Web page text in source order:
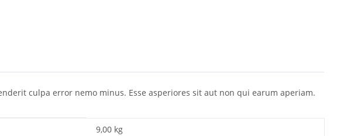
culpa error nemo minus. Esse asperiores sit aut non qui earum aperiam.
9,00 kg